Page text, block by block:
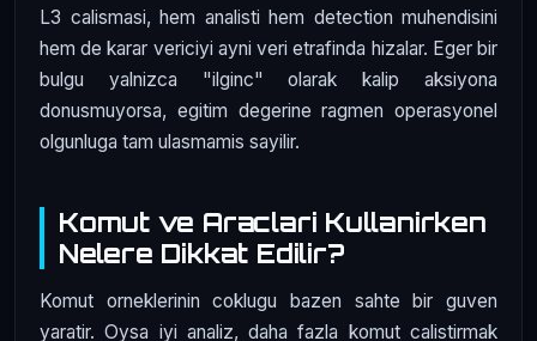
L3 calismasi, hem analisti hem detection muhendisini
hem de karar vericiyi ayni veri etrafinda hizalar. Eger bir
bulgu yalnizca "ilginc" olarak kalip aksiyona
donusmuyorsa, egitim degerine ragmen operasyonel
olgunluga tam ulasmamis sayilir.
Komut ve Araclari Kullanirken
Nelere Dikkat Edilir?
Komut orneklerinin coklugu bazen sahte bir guven
yaratir. Oysa iyi analiz, daha fazla komut calistirmak